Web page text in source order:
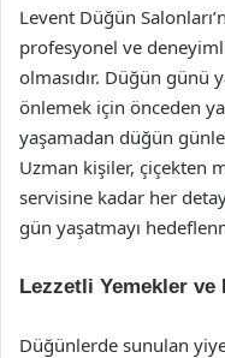
Levent Düğün
profesyonel ve
olmasıdır. Düğün günü
önlemek için önceden
yaşamadan düğün
Uzman kişiler, çiçekten
servisine kadar her
gün yaşatmayı
Lezzetli Yemekler ve
Düğünlerde sunulan